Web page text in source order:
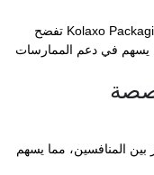
تفضح Kolaxo Packaging UAE اهتمامها بالبيئة بواسطة استخدام مواد
يسهم في دعم الممارسات
المنافسين، مما يسهم